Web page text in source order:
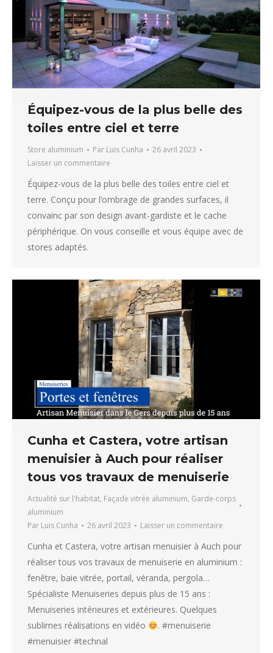
Équipez-vous de la plus belle des
toiles entre ciel et terre
Store aluminium Par Luis Cunha
26 avril 2023
Laisser un commentaire
Équipez-vous de la plus belle des toiles entre ciel et
terre. Conçu pour l’ombrage de grandes surfaces, il
convainc par son design avant-gardiste et le cache
périphérique. On vous conseille et vous équipe avec de
stores adaptés.
Cunha et Castera, votre artisan
menuisier à Auch pour réaliser
tous vos travaux de menuiserie
Actualité sur l'habitat, Façade vitrée aluminium, Garde-corps
aluminium
Par Luis Cunha 26 avril 2023 Laisser un commentaire
Cunha et Castera, votre artisan menuisier à Auch pour
réaliser tous vos travaux de menuiserie en aluminium :
fenêtre, baie vitrée, portail, véranda, pergola…
Spécialiste Menuiseries depuis plus de 15 ans :
Menuiseries intérieures et extérieures. Quelques
sublimes réalisations en vidéo
. #menuiserie
#menuisier #technal